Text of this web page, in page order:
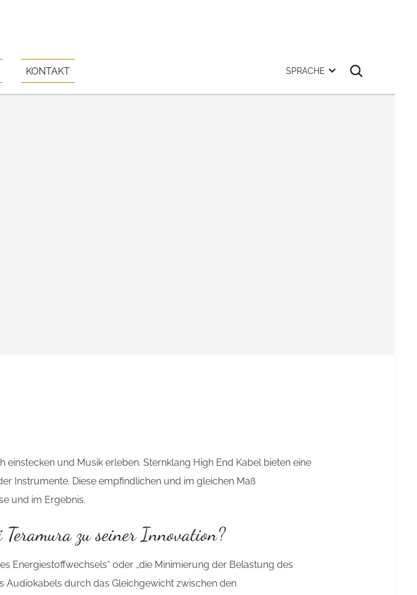
KONTAKT SPRACHE
und Musik erleben. Sternklang High End Kabel bieten eine
Instrumente. Diese empfindlichen und im gleichen Maß
und im Ergebnis.
zu seiner Innovation?
Energiestoffwechsels“ oder „die Minimierung der Belastung des
Audiokabels durch das Gleichgewicht zwischen den